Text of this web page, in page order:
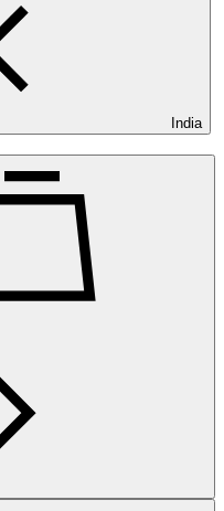
India